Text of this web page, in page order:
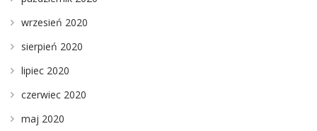
wrzesień 2020
sierpień 2020
lipiec 2020
czerwiec 2020
maj 2020